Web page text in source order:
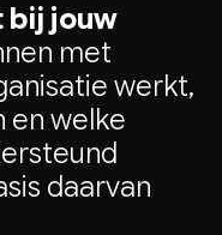
bij jouw
met
werkt,
en welke
daarvan